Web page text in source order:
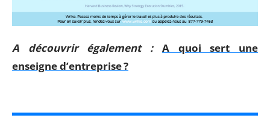
A découvrir également :
A quoi sert une
enseigne d’entreprise ?